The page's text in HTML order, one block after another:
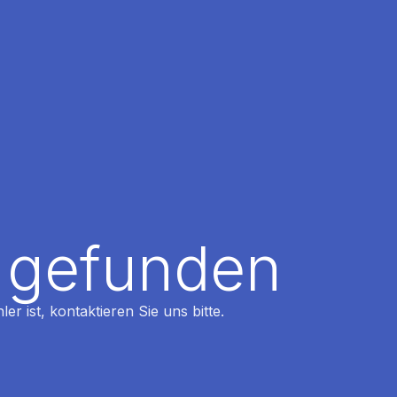
ist, kontaktieren Sie uns bitte.